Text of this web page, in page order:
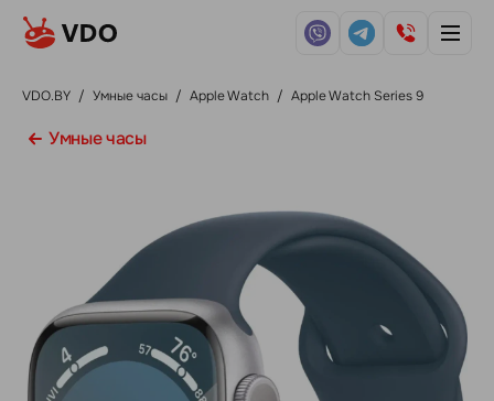
VDO.BY / Умные часы / Apple Watch / Apple Watch Series 9
Умные часы